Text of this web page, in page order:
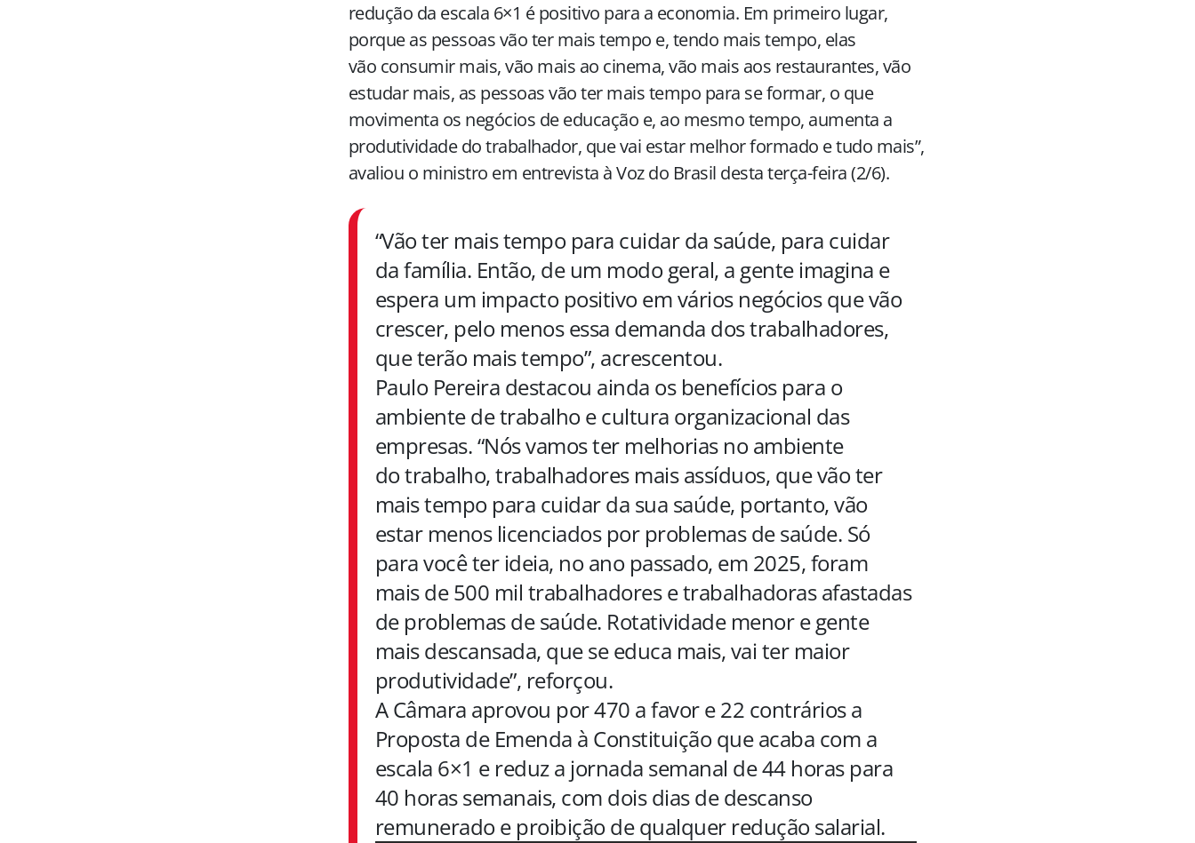
redução da escala 6×1 é positivo para a economia. Em primeiro lugar,
porque as pessoas vão ter mais tempo e, tendo mais tempo, elas
vão consumir mais, vão mais ao cinema, vão mais aos restaurantes, vão
estudar mais, as pessoas vão ter mais tempo para se formar, o que
movimenta os negócios de educação e, ao mesmo tempo, aumenta a
produtividade do trabalhador, que vai estar melhor formado e tudo mais”,
avaliou o ministro em entrevista à Voz do Brasil desta terça-feira (2/6).
“Vão ter mais tempo para cuidar da saúde, para cuidar
da família. Então, de um modo geral, a gente imagina e
espera um impacto positivo em vários negócios que vão
crescer, pelo menos essa demanda dos trabalhadores,
que terão mais tempo”, acrescentou.
Paulo Pereira destacou ainda os benefícios para o
ambiente de trabalho e cultura organizacional das
empresas. “Nós vamos ter melhorias no ambiente
do trabalho, trabalhadores mais assíduos, que vão ter
mais tempo para cuidar da sua saúde, portanto, vão
estar menos licenciados por problemas de saúde. Só
para você ter ideia, no ano passado, em 2025, foram
mais de 500 mil trabalhadores e trabalhadoras afastadas
de problemas de saúde. Rotatividade menor e gente
mais descansada, que se educa mais, vai ter maior
produtividade”, reforçou.
A Câmara aprovou por 470 a favor e 22 contrários a
Proposta de Emenda à Constituição que acaba com a
escala 6×1 e reduz a jornada semanal de 44 horas para
40 horas semanais, com dois dias de descanso
remunerado e proibição de qualquer redução salarial.